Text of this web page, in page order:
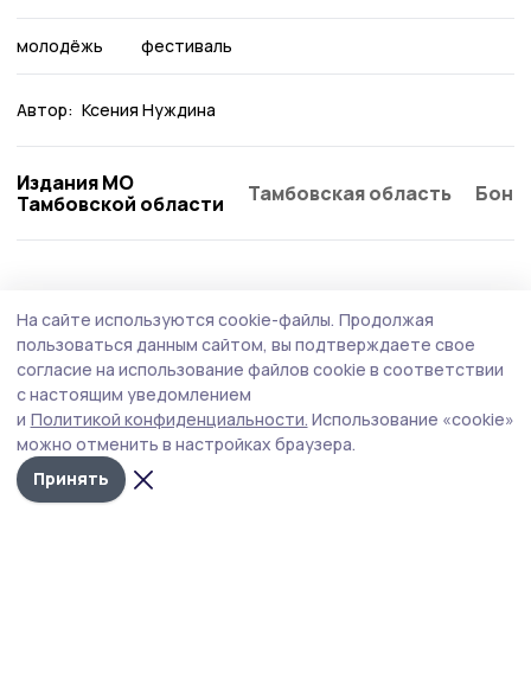
молодёжь фестиваль
Автор: Ксения Нуждина
Издания МО
Тамбовской области
Тамбовская область
День молодёжи в Пичаеве встретят
праздником, музыкой и наградами
В воскресенье, 28 июня, центральная площадь села
станет главной точкой притяжения для молодёжи и
всех, кто хочет весело провести вечер. В программе —
чествование медалистов, награждение самых
активных, выступления творческих коллективов и
На сайте используются cookie-файлы. Продолжая
пользоваться данным сайтом, вы подтверждаете свое
согласие на использование файлов cookie в соответствии
с настоящим уведомлением
и Политикой конфиденциальности. Использование «cookie»
можно отменить в настройках браузера.
Принять